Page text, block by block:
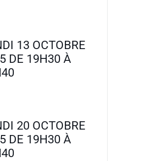
13 OCTOBRE
DE 19H30 À
20 OCTOBRE
DE 19H30 À